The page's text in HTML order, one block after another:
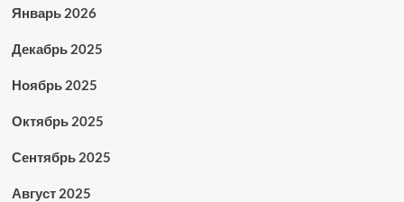
Январь 2026
Декабрь 2025
Ноябрь 2025
Октябрь 2025
Сентябрь 2025
Август 2025